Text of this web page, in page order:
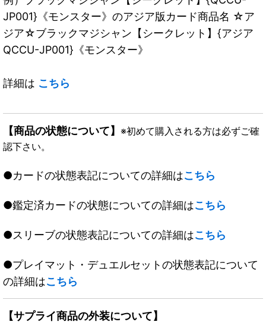
JP001}《モンスター》のアジア版カード商品名 ☆ア
ジア☆ブラックマジシャン【シークレット】{アジア
QCCU-JP001}《モンスター》
詳細は こちら
【商品の状態について】 ※初めて購入される方は必ずご確
認下さい。
●カードの状態表記についての詳細はこちら
●鑑定済カードの状態についての詳細はこちら
●スリーブの状態表記についての詳細はこちら
●プレイマット・デュエルセットの状態表記について
の詳細はこちら
【サプライ商品の外装について】